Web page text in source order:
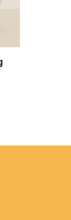
Bát